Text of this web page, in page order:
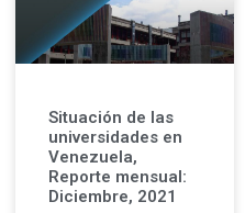
Situación de las
universidades en
Venezuela,
Reporte mensual:
Diciembre, 2021